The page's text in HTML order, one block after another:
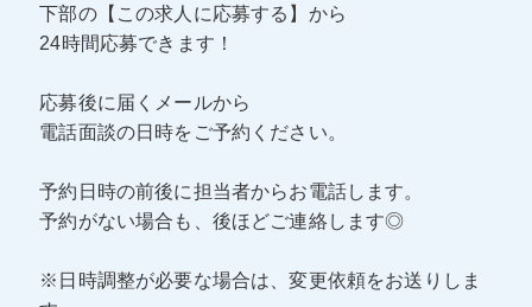
下部の【この求人に応募する】から
24時間応募できます！
応募後に届くメールから
電話面談の日時をご予約ください。
予約日時の前後に担当者からお電話します。
予約がない場合も、後ほどご連絡します◎
※日時調整が必要な場合は、変更依頼をお送りしま